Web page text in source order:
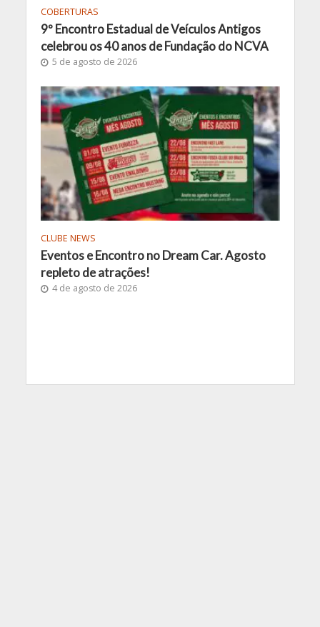
COBERTURAS
9º Encontro Estadual de Veículos Antigos
celebrou os 40 anos de Fundação do NCVA
5 de agosto de 2026
CLUBE NEWS
Eventos e Encontro no Dream Car. Agosto
repleto de atrações!
4 de agosto de 2026